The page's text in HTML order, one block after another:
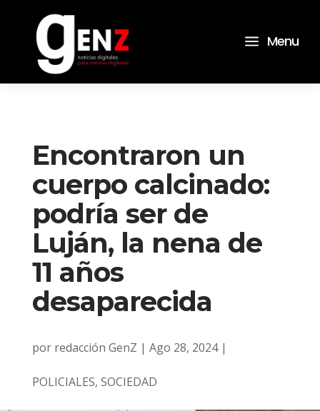
a Menu
Encontraron un
cuerpo calcinado:
podría ser de
Luján, la nena de
11 años
desaparecida
por redacción GenZ | Ago 28, 2024|
POLICIALES, SOCIEDAD